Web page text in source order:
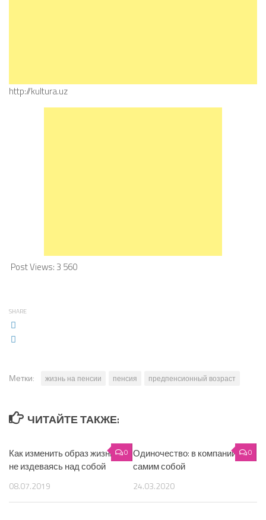
http://kultura.uz
Post Views: 3 560
SHARE
Метки: жизнь на пенсии пенсия предпенсионный возраст
ЧИТАЙТЕ ТАКЖЕ:
0
Как изменить образ жизни,
не издеваясь над собой
08.07.2019
0
Одиночество: в компании с
самим собой
24.03.2020